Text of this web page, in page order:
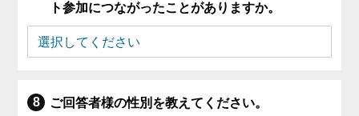
ト参加につながったことがありますか。
ご回答者様の性別を教えてください。